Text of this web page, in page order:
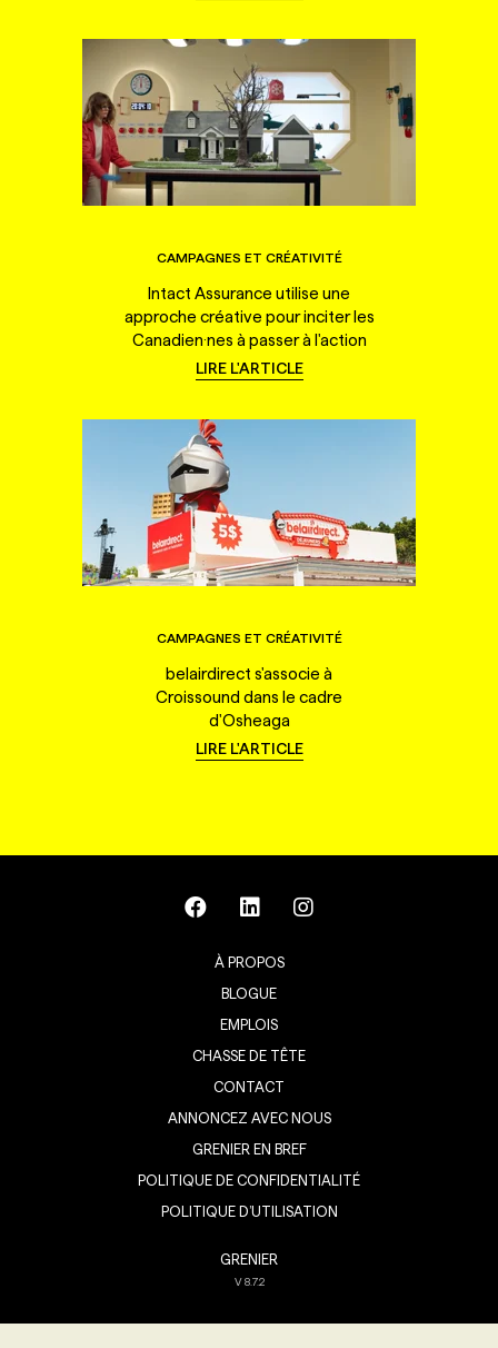
CAMPAGNES ET CRÉATIVITÉ
Intact Assurance utilise une
approche créative pour inciter les
Canadien·nes à passer à l'action
LIRE L'ARTICLE
CAMPAGNES ET CRÉATIVITÉ
belairdirect s'associe à
Croissound dans le cadre
d'Osheaga
LIRE L'ARTICLE
À PROPOS
BLOGUE
EMPLOIS
CHASSE DE TÊTE
CONTACT
ANNONCEZ AVEC NOUS
GRENIER EN BREF
POLITIQUE DE CONFIDENTIALITÉ
POLITIQUE D’UTILISATION
GRENIER
V8.7.2